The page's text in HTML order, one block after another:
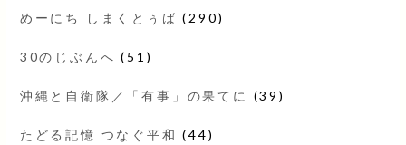
めーにち しまくとぅば (290)
30のじぶんへ (51)
沖縄と自衛隊／「有事」の果てに (39)
たどる記憶 つなぐ平和 (44)